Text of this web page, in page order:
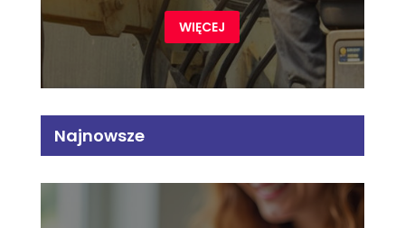
WIĘCEJ
Najnowsze